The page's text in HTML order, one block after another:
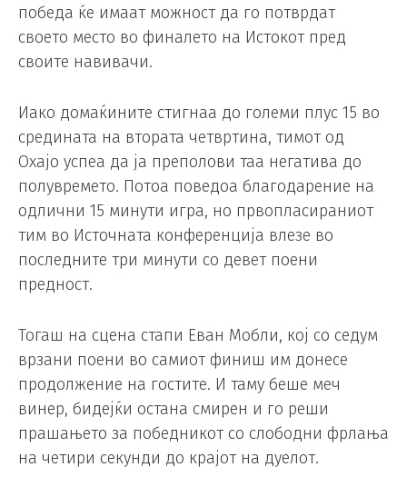
победа ќе имаат можност да го потврдат
своето место во финалето на Истокот пред
своите навивачи.
Иако домаќините стигнаа до големи плус 15 во
средината на втората четвртина, тимот од
Охајо успеа да ја преполови таа негатива до
полувремето. Потоа поведоа благодарение на
одлични 15 минути игра, но првопласираниот
тим во Источната конференција влезе во
последните три минути со девет поени
предност.
Тогаш на сцена стапи Еван Мобли, кој со седум
врзани поени во самиот финиш им донесе
продолжение на гостите. И таму беше меч
винер, бидејќи остана смирен и го реши
прашањето за победникот со слободни фрлања
на четири секунди до крајот на дуелот.